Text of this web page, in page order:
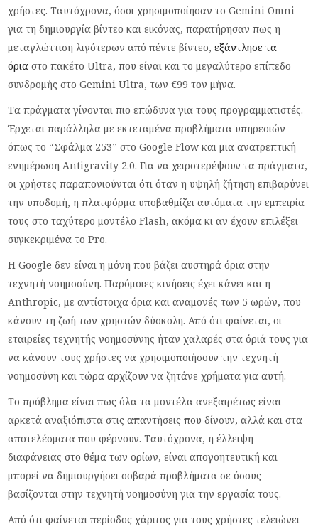
χρήστες. Ταυτόχρονα, όσοι χρησιμοποίησαν το Gemini Omni
για τη δημιουργία βίντεο και εικόνας, παρατήρησαν πως η
μεταγλώττιση λιγότερων από πέντε βίντεο,εξάντλησε τα
όρια στο πακέτο Ultra, που είναι και το μεγαλύτερο επίπεδο
συνδρομής στο Gemini Ultra, των €99 τον μήνα.
Τα πράγματα γίνονται πιο επώδυνα για τους προγραμματιστές.
Έρχεται παράλληλα με εκτεταμένα προβλήματα υπηρεσιών
όπως το “Σφάλμα 253” στο Google Flow και μια ανατρεπτική
ενημέρωση Antigravity 2.0. Για να χειροτερέψουν τα πράγματα,
οι χρήστες παραπονιούνται ότι όταν η υψηλή ζήτηση επιβαρύνει
την υποδομή, η πλατφόρμα υποβαθμίζει αυτόματα την εμπειρία
τους στο ταχύτερο μοντέλο Flash, ακόμα κι αν έχουν επιλέξει
συγκεκριμένα το Pro.
Η Google δεν είναι η μόνη που βάζει αυστηρά όρια στην
τεχνητή νοημοσύνη. Παρόμοιες κινήσεις έχει κάνει και η
Anthropic, με αντίστοιχα όρια και αναμονές των 5 ωρών, που
κάνουν τη ζωή των χρηστών δύσκολη. Από ότι φαίνεται, οι
εταιρείες τεχνητής νοημοσύνης ήταν χαλαρές στα όριά τους για
να κάνουν τους χρήστες να χρησιμοποιήσουν την τεχνητή
νοημοσύνη και τώρα αρχίζουν να ζητάνε χρήματα για αυτή.
Το πρόβλημα είναι πως όλα τα μοντέλα ανεξαιρέτως είναι
αρκετά αναξιόπιστα στις απαντήσεις που δίνουν, αλλά και στα
αποτελέσματα που φέρνουν. Ταυτόχρονα, η έλλειψη
διαφάνειας στο θέμα των ορίων, είναι απογοητευτική και
μπορεί να δημιουργήσει σοβαρά προβλήματα σε όσους
βασίζονται στην τεχνητή νοημοσύνη για την εργασία τους.
Από ότι φαίνεται περίοδος χάριτος για τους χρήστες τελειώνει